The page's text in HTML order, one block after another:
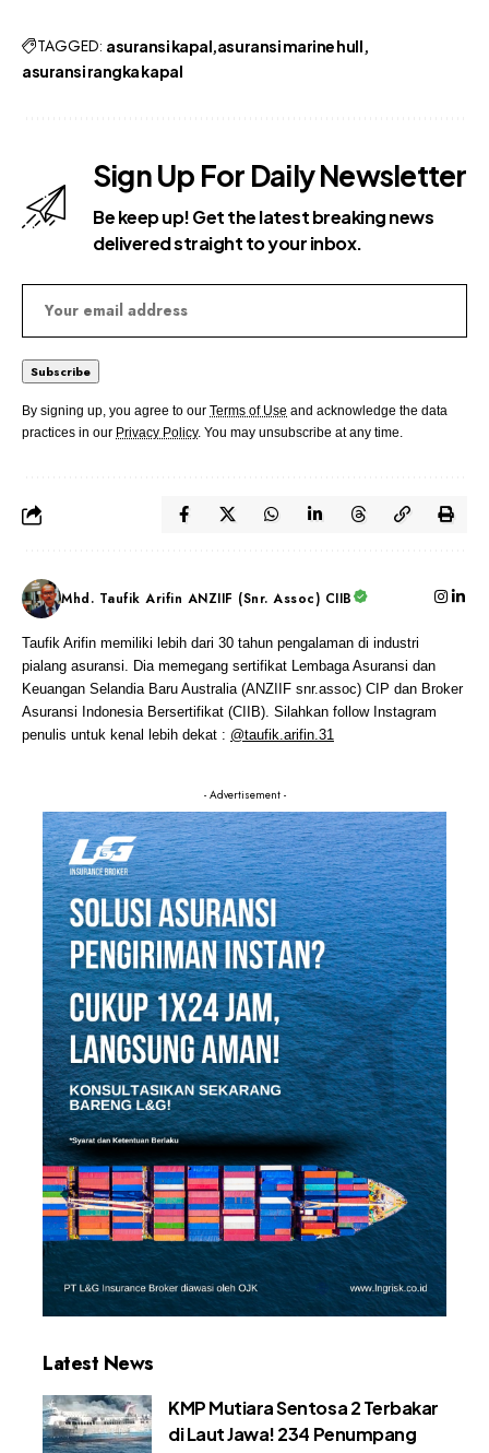
TAGGED: asuransi kapal asuransi marine hull
asuransi rangka kapal
Sign Up For Daily Newsletter
Be keep up! Get the latest breaking news
delivered straight to your inbox.
By signing up, you agree to our Terms of Use and acknowledge the data
practices in our Privacy Policy. You may unsubscribe at any time.
Mhd. Taufik Arifin ANZIIF (Snr. Assoc) CIIB
Taufik Arifin memiliki lebih dari 30 tahun pengalaman di industri
pialang asuransi. Dia memegang sertifikat Lembaga Asuransi dan
Keuangan Selandia Baru Australia (ANZIIF snr.assoc) CIP dan Broker
Asuransi Indonesia Bersertifikat (CIIB). Silahkan follow Instagram
penulis untuk kenal lebih dekat : @taufik.arifin.31
- Advertisement -
Latest News
KMP Mutiara Sentosa 2 Terbakar
di Laut Jawa! 234 Penumpang